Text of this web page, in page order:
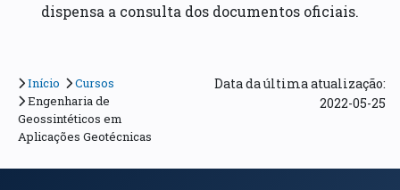
dispensa a consulta dos documentos oficiais.
Início
Cursos
Engenharia de
Geossintéticos em
Aplicações Geotécnicas
Data da última atualização:
2022-05-25